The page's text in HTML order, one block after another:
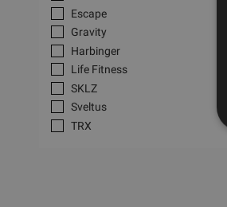
Escape
Gravity
Harbinger
Life Fitness
SKLZ
Sveltus
TRX